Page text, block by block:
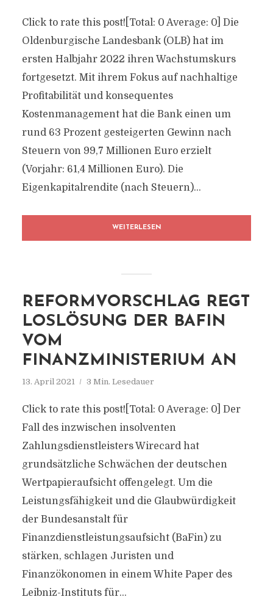
Click to rate this post![Total: 0 Average: 0] Die
Oldenburgische Landesbank (OLB) hat im
ersten Halbjahr 2022 ihren Wachstumskurs
fortgesetzt. Mit ihrem Fokus auf nachhaltige
Profitabilität und konsequentes
Kostenmanagement hat die Bank einen um
rund 63 Prozent gesteigerten Gewinn nach
Steuern von 99,7 Millionen Euro erzielt
(Vorjahr: 61,4 Millionen Euro). Die
Eigenkapitalrendite (nach Steuern)...
WEITERLESEN
REFORMVORSCHLAG REGT
LOSLÖSUNG DER BAFIN
VOM
FINANZMINISTERIUM AN
13. April 2021 3 Min. Lesedauer
Click to rate this post![Total: 0 Average: 0] Der
Fall des inzwischen insolventen
Zahlungsdienstleisters Wirecard hat
grundsätzliche Schwächen der deutschen
Wertpapieraufsicht offengelegt. Um die
Leistungsfähigkeit und die Glaubwürdigkeit
der Bundesanstalt für
Finanzdienstleistungsaufsicht (BaFin) zu
stärken, schlagen Juristen und
Finanzökonomen in einem White Paper des
Leibniz-Instituts für...